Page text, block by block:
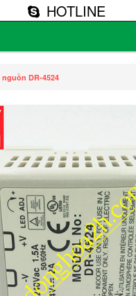
HOTLINE
nguồn DR-4524